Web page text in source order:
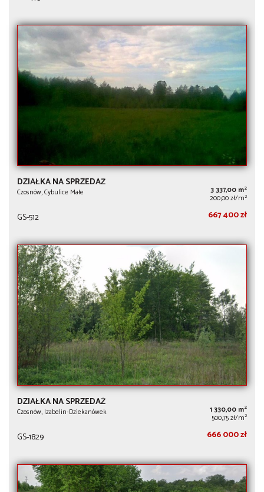
DZIAŁKA NA SPRZEDAŻ
Czosnów, Cybulice Małe 3 337,00 m2
200,00 zł/m2
GS-512 667 400 zł
DZIAŁKA NA SPRZEDAŻ
Czosnów, Izabelin-Dziekanówek 1 330,00 m2
500,75 zł/m2
GS-1829 666 000 zł